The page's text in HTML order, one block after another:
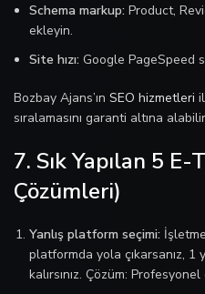
Schema markup: Product,
ekleyin.
Site hızı: Google PageSpeed
Bozbay Ajans’ın SEO hizmetleri
sıralamasını garanti altına
7. Sık Yapılan 5
Çözümleri)
Yanlış platform seçimi:
platformda yola çıkarsanız, 1
kalırsınız. Çözüm: Profesyonel